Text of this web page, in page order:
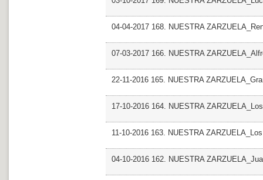
04-04-2017 168. NUESTRA
07-03-2017 166. NUESTRA
22-11-2016 165. NUESTRA
17-10-2016 164. NUESTRA
11-10-2016 163. NUESTRA
04-10-2016 162. NUESTRA